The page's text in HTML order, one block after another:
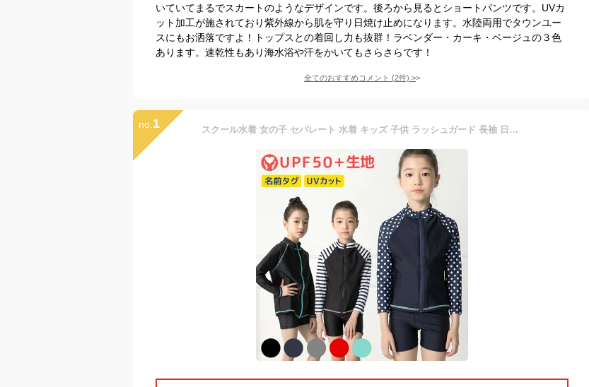
いていてまるでスカートのようなデザインです。後ろから見るとショートパンツです。UVカ
ット加工が施されており紫外線から肌を守り日焼け止めになります。水陸両用でタウンユー
スにもお洒落ですよ！トップスとの着回し力も抜群！ラベンダー・カーキ・ベージュの３色
あります。速乾性もあり海水浴や汗をかいてもさらさらです！
全てのおすすめコメント (2件) >
no. 1 スクール水着 女の子 セパレート 水着 キッズ 子供 ラッシュガード 長袖 日焼け防止 UVカット ショートパンツ ロング 無地 透けない 裏地付 ネームタグ付 名札 スイムウェア 学校 プール 水遊び 110cm 120cm 130cm 140cm 150cm 160cm 170cm